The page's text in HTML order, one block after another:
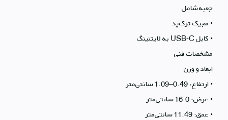
جعبه شامل
• مجیک ترک‌پد
• کابل USB-C به لایتنینگ
مشخصات فنی
ابعاد و وزن
• ارتفاع: 0.49–1.09 سانتی‌متر
• عرض: 16.0 سانتی‌متر
• عمق: 11.49 سانتی‌متر